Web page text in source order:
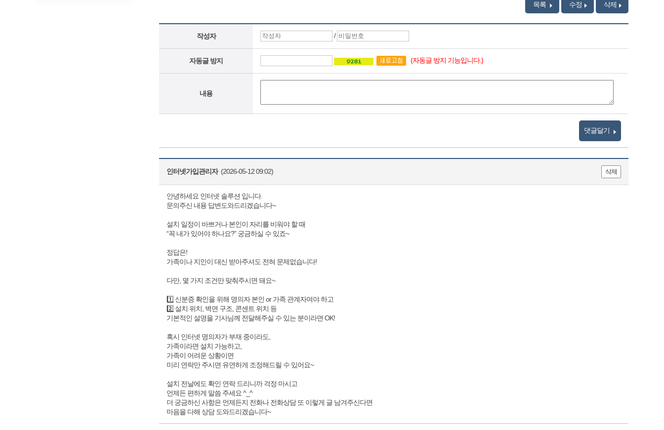
목록 수정 삭제
작성자 /
자동글 방지 (자동글 방지 기능입니다.)
내용
댓글달기
인터넷가입관리자(2026-05-12 09:02) 삭제
안녕하세요 인터넷 솔루션 입니다.
문의주신 내용 답변도와드리겠습니다~
설치 일정이 바쁘거나 본인이 자리를 비워야 할 때
“꼭 내가 있어야 하나요?” 궁금하실 수 있죠~
정답은!
가족이나 지인이 대신 받아주셔도 전혀 문제없습니다!
다만, 몇 가지 조건만 맞춰주시면 돼요~
1️⃣ 신분증 확인을 위해 명의자 본인 or 가족 관계자여야 하고
2️⃣ 설치 위치, 벽면 구조, 콘센트 위치 등
기본적인 설명을 기사님께 전달해주실 수 있는 분이라면 OK!
혹시 인터넷 명의자가 부재 중이라도,
가족이라면 설치 가능하고,
가족이 어려운 상황이면
미리 연락만 주시면 유연하게 조정해드릴 수 있어요~
설치 전날에도 확인 연락 드리니까 걱정 마시고
언제든 편하게 말씀 주세요 ^_^
더 궁금하신 사항은 언제든지 전화나 전화상담 또 이렇게 글 남겨주신다면
마음을 다해 상담 도와드리겠습니다~